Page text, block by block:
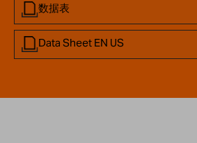
数据表
Data Sheet EN US